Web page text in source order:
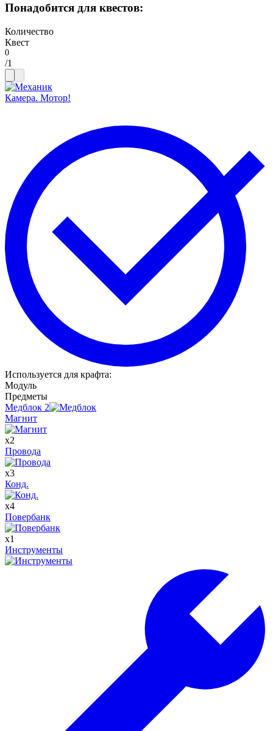
Понадобится для квестов:
Количество
Квест
/1
Камера. Мотор!
Используется для крафта:
Модуль
Предметы
Медблок 2
Магнит
x2
Провода
x3
Конд.
x4
Повербанк
x1
Инструменты